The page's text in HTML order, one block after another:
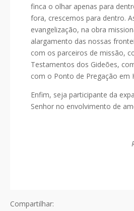
finca o olhar apenas para
fora, crescemos para dentro.
evangelização, na obra
alargamento das nossas
com os parceiros de missão,
Testamentos dos Gideões,
com o Ponto de Pregação em
Enfim, seja participante da
Senhor no envolvimento de
Compartilhar: